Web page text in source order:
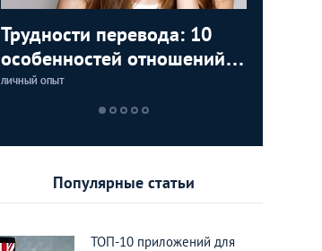
Трудности перевода: 10
особенностей отношений с
тайками
ЛИЧНЫЙ ОПЫТ
Популярные статьи
ТОП-10 приложений для